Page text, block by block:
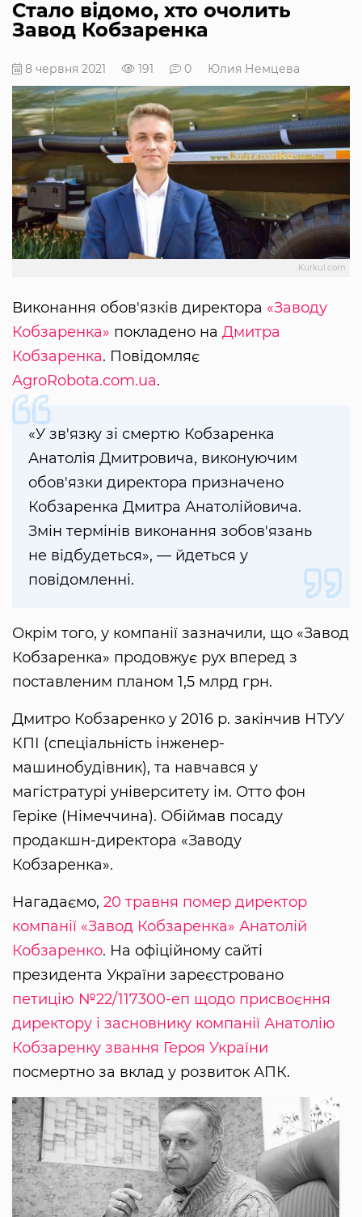
Стало відомо, хто очолить
Завод Кобзаренка
8 червня 2021 191 0 Юлия Немцева
Kurkul.com
Виконання обов'язків директора «Заводу
Кобзаренка» покладено на Дмитра
Кобзаренка. Повідомляє
AgroRobota.com.ua.
«У зв'язку зі смертю Кобзаренка
Анатолія Дмитровича, виконуючим
обов'язки директора призначено
Кобзаренка Дмитра Анатолійовича.
Змін термінів виконання зобов'язань
не відбудеться», — йдеться у
повідомленні.
Окрім того, у компанії зазначили, що «Завод
Кобзаренка» продовжує рух вперед з
поставленим планом 1,5 млрд грн.
Дмитро Кобзаренко у 2016 р. закінчив НТУУ
КПІ (спеціальність інженер-
машинобудівник), та навчався у
магістратурі університету ім. Отто фон
Геріке (Німеччина). Обіймав посаду
продакшн-директора «Заводу
Кобзаренка».
Нагадаємо, 20 травня помер директор
компанії «Завод Кобзаренка» Анатолій
Кобзаренко. На офіційному сайті
президента України зареєстровано
петицію №22/117300-еп щодо присвоєння
директору і засновнику компанії Анатолію
Кобзаренку звання Героя України
посмертно за вклад у розвиток АПК.